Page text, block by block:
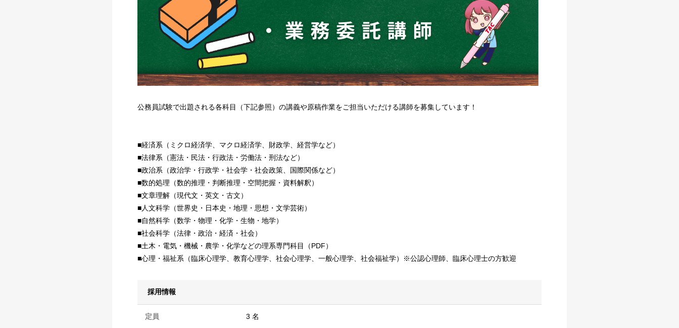
公務員試験で出題される各科目（下記参照）の講義や原稿作業をご担当いただける講師を募集しています！
■経済系（ミクロ経済学、マクロ経済学、財政学、経営学など）
■法律系（憲法・民法・行政法・労働法・刑法など）
■政治系（政治学・行政学・社会学・社会政策、国際関係など）
■数的処理（数的推理・判断推理・空間把握・資料解釈）
■文章理解（現代文・英文・古文）
■人文科学（世界史・日本史・地理・思想・文学芸術）
■自然科学（数学・物理・化学・生物・地学）
■社会科学（法律・政治・経済・社会）
■土木・電気・機械・農学・化学などの理系専門科目（PDF）
■心理・福祉系（臨床心理学、教育心理学、社会心理学、一般心理学、社会福祉学）※公認心理師、臨床心理士の方歓迎
採用情報
定員 3 名